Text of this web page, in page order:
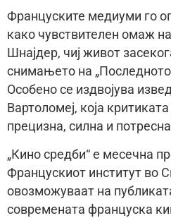
Француските медиуми го
како чувствителен омаж
Шнајдер, чиј живот
снимањето на
Особено се издвојува
Вартоломеј, која
прецизна, силна и
„Кино средби“ е месечна
Францускиот институт во
овозможуваат на
современата француска